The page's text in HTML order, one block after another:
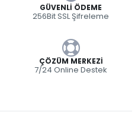
GÜVENLI ÖDEME
256Bit SSL Şifreleme
ÇÖZÜM MERKEZI
7/24 Online Destek